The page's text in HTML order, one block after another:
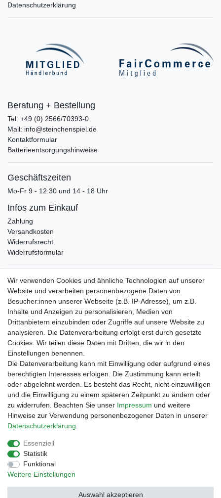
Datenschutzerklärung
Beratung + Bestellung
Tel: +49 (0) 2566/70393-0
Mail: info@steinchenspiel.de
Kontaktformular
Batterieentsorgungshinweise
Geschäftszeiten
Mo-Fr 9 - 12:30 und 14 - 18 Uhr
Infos zum Einkauf
Zahlung
Versandkosten
Widerrufsrecht
Widerrufsformular
Verpackungslizenz
bei der Landbell AG
Zahlungsarten
Vorabüberweisung
Rechnungskauf
Zahlung bei Abholung
PayPal (inkl. Kreditkarten)
Impressum
Barrierefreiheitserklärung
Wir verwenden Cookies und ähnliche Technologien auf unserer
Website und verarbeiten personenbezogene Daten von
Besucher:innen unserer Webseite (z.B. IP-Adresse), um z.B.
Inhalte und Anzeigen zu personalisieren, Medien von
Drittanbietern einzubinden oder Zugriffe auf unsere Website zu
analysieren. Die Datenverarbeitung erfolgt erst durch gesetzte
Cookies. Wir teilen diese Daten mit Dritten, die wir in den
Einstellungen benennen.
Die Datenverarbeitung kann mit Einwilligung oder aufgrund eines
berechtigten Interesses erfolgen. Die Zustimmung kann erteilt
oder abgelehnt werden. Es besteht das Recht, nicht einzuwilligen
und die Einwilligung zu einem späteren Zeitpunkt zu ändern oder
zu widerrufen. Beachten Sie unser Impressum und weitere
Hinweise zur Verwendung personenbezogener Daten in unserer
Daten­schutz­erklärung
Essenziell
Statistik
Funktional
Weitere Einstellungen
Auswahl akzeptieren